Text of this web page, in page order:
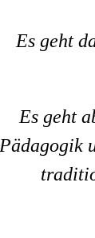
Es geht
Es geht
Pädagogik